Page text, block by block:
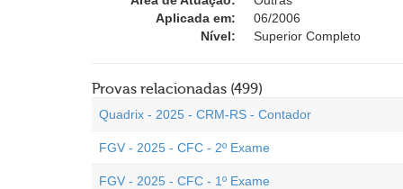
Aplicada em:
06/2006
Nível:
Superior Completo
Provas relacionadas (499)
Quadrix - 2025 - CRM-RS - Contador
FGV - 2025 - CFC - 2º Exame
FGV - 2025 - CFC - 1º Exame